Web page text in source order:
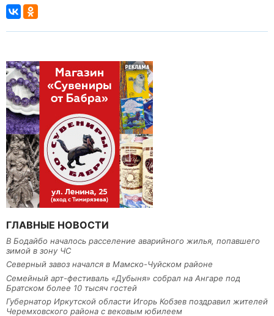
ГЛАВНЫЕ НОВОСТИ
В Бодайбо началось расселение аварийного жилья, попавшего
зимой в зону ЧС
Северный завоз начался в Мамско-Чуйском районе
Семейный арт-фестиваль «Дубыня» собрал на Ангаре под
Братском более 10 тысяч гостей
Губернатор Иркутской области Игорь Кобзев поздравил жителей
Черемховского района с вековым юбилеем